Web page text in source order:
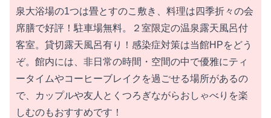
泉大浴場の1つは畳とすのこ敷き、料理は四季折々の会
席膳で好評！駐車場無料。２室限定の温泉露天風呂付
客室。貸切露天風呂有り！感染症対策は当館HPをどう
ぞ。館内には、非日常の時間・空間の中で優雅にティ
ータイムやコーヒーブレイクを過ごせる場所があるの
で、カップルや友人とくつろぎながらおしゃべりを楽
しむのもおすすめです！